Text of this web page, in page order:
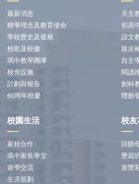
最新消息
辦學理念及教育使命
學校歷史及發展
校歌及校徽
瑪中教學團隊
校舍設施
計劃與報告
60周年校慶
天主
初高
語文
拔尖
自主
閱讀
創科
體藝
校園生活
家校合作
瑪中家長學堂
遊學交流
生涯規劃
校
回饋
歷屆
遊覽